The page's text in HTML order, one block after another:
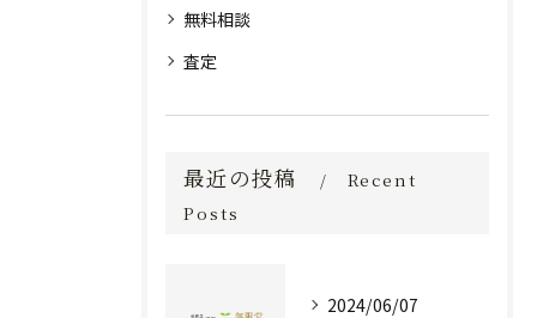
無料相談
査定
最近の投稿
Recent
Posts
2024/06/07